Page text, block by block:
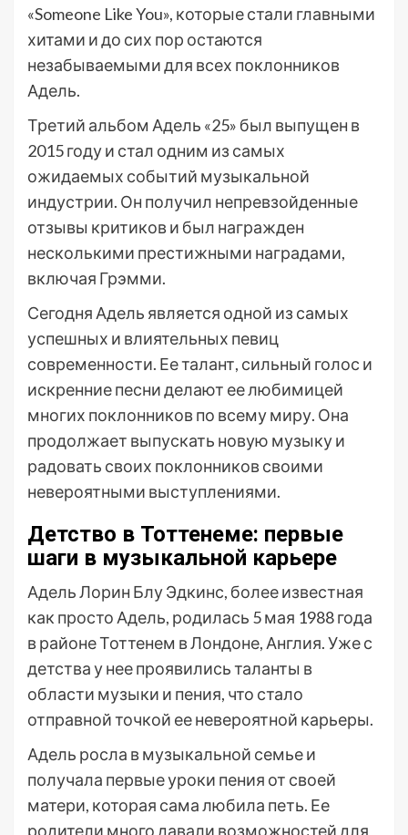
«Someone Like You», которые стали главными
хитами и до сих пор остаются
незабываемыми для всех поклонников
Адель.
Третий альбом Адель «25» был выпущен в
2015 году и стал одним из самых
ожидаемых событий музыкальной
индустрии. Он получил непревзойденные
отзывы критиков и был награжден
несколькими престижными наградами,
включая Грэмми.
Сегодня Адель является одной из самых
успешных и влиятельных певиц
современности. Ее талант, сильный голос и
искренние песни делают ее любимицей
многих поклонников по всему миру. Она
продолжает выпускать новую музыку и
радовать своих поклонников своими
невероятными выступлениями.
Детство в Тоттенеме: первые
шаги в музыкальной карьере
Адель Лорин Блу Эдкинс, более известная
как просто Адель, родилась 5 мая 1988 года
в районе Тоттенем в Лондоне, Англия. Уже с
детства у нее проявились таланты в
области музыки и пения, что стало
отправной точкой ее невероятной карьеры.
Адель росла в музыкальной семье и
получала первые уроки пения от своей
матери, которая сама любила петь. Ее
родители много давали возможностей для